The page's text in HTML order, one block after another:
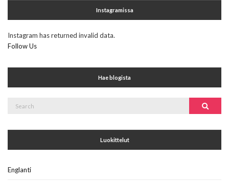
Instagramissa
Instagram has returned invalid data.
Follow Us
Hae blogista
Search
Luokittelut
Englanti